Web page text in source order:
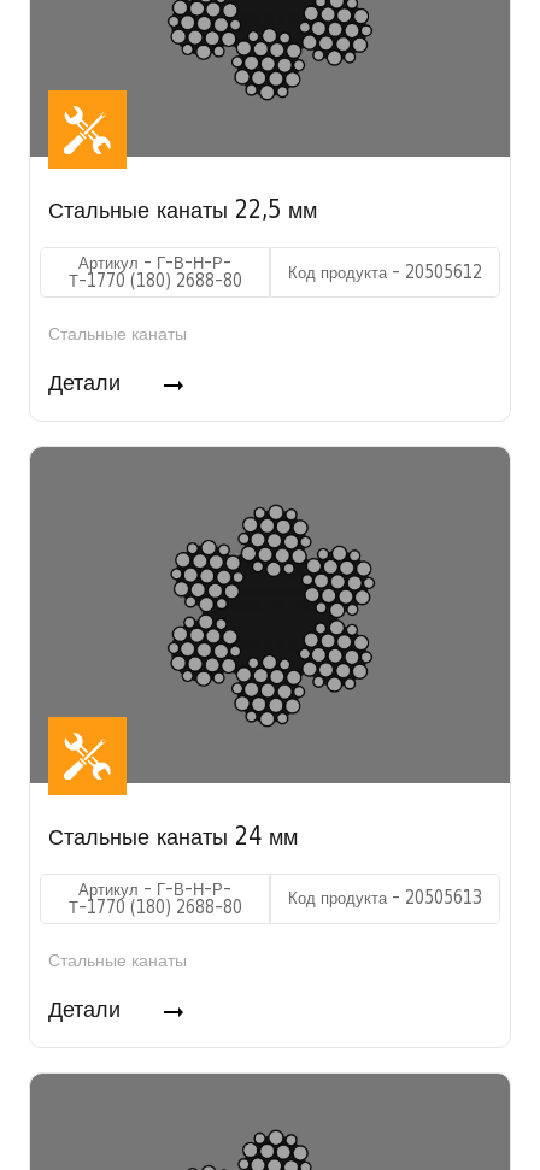
Стальные канаты 22,5 мм
Артикул - Г-В-Н-Р-
Т-1770 (180) 2688-80
Код продукта - 20505612
Стальные канаты
Детали
Стальные канаты 24 мм
Артикул - Г-В-Н-Р-
Т-1770 (180) 2688-80
Код продукта - 20505613
Стальные канаты
Детали